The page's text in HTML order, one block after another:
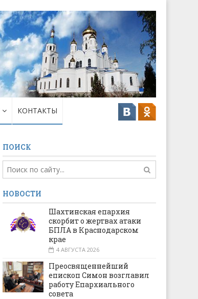
КОНТАКТЫ
ПОИСК
НОВОСТИ
Шахтинская епархия
скорбит о жертвах атаки
БПЛА в Краснодарском
крае
4 АВГУСТА 2026
Преосвященнейший
епископ Симон возглавил
работу Епархиального
совета